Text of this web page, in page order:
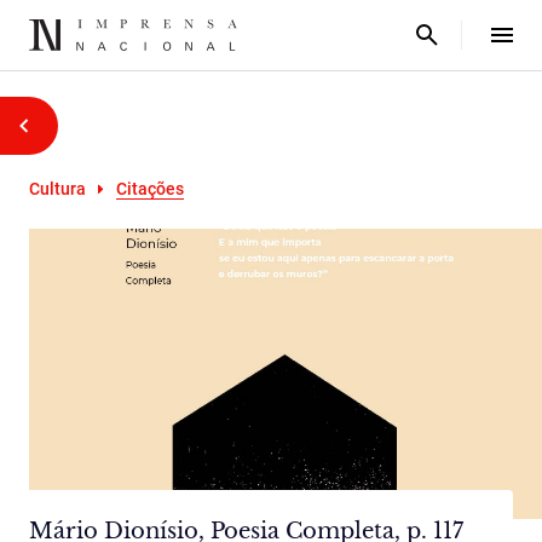
Cultura Citações
Mário Dionísio, Poesia Completa, p. 117